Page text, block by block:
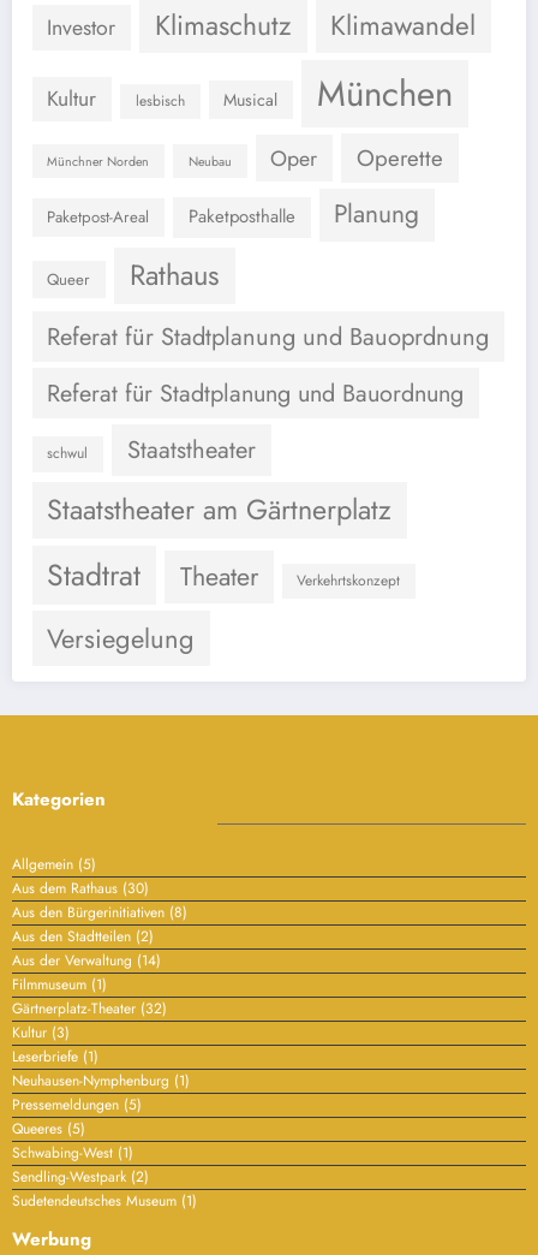
Investor
Klimaschutz Klimawandel
Kultur lesbisch Musical München
Münchner Norden Neubau Oper Operette
Paketpost-Areal Paketposthalle Planung
Queer Rathaus
Referat für Stadtplanung und Bauoprdnung
Referat für Stadtplanung und Bauordnung
schwul Staatstheater
Staatstheater am Gärtnerplatz
Stadtrat Theater Verkehrtskonzept
Versiegelung
Kategorien
Allgemein (5)
Aus dem Rathaus (30)
Aus den Bürgerinitiativen (8)
Aus den Stadtteilen (2)
Aus der Verwaltung (14)
Filmmuseum (1)
Gärtnerplatz-Theater (32)
Kultur (3)
Leserbriefe (1)
Neuhausen-Nymphenburg (1)
Pressemeldungen (5)
Queeres (5)
Schwabing-West (1)
Sendling-Westpark (2)
Sudetendeutsches Museum (1)
Werbung